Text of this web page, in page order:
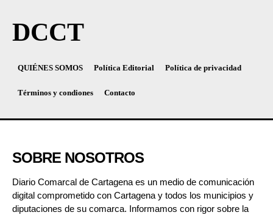
DCCT
QUIÉNES SOMOS Política Editorial Política de privacidad
Términos y condiones Contacto
SOBRE NOSOTROS
Diario Comarcal de Cartagena es un medio de comunicación
digital comprometido con Cartagena y todos los municipios y
diputaciones de su comarca. Informamos con rigor sobre la